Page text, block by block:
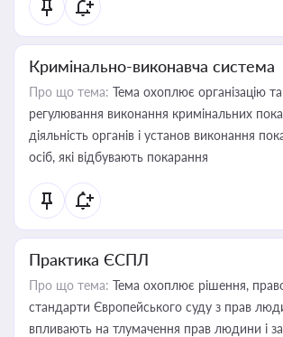
Кримінально-виконавча система
Про що тема: Тема охоплює організацію
регулювання виконання кримінальних
діяльність органів і установ виконання
осіб, які відбувають покарання
Практика ЄСПЛ
Про що тема: Тема охоплює рішення,
стандарти Європейського суду з прав
впливають на тлумачення прав людини і